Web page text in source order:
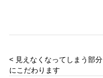
< 見えなくなってしまう部分
にこだわります